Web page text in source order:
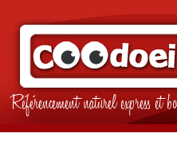
Référencement naturel express